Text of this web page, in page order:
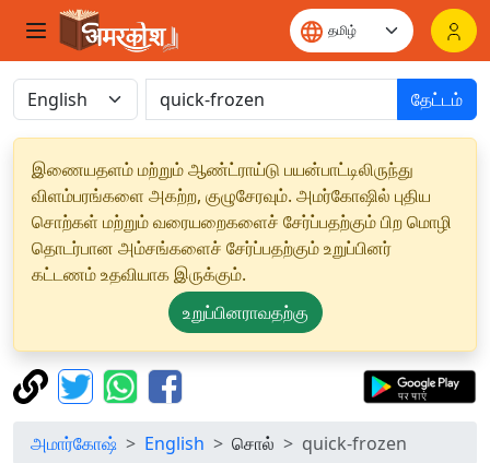
தேட்டம்
இணையதளம் மற்றும் ஆண்ட்ராய்டு பயன்பாட்டிலிருந்து
விளம்பரங்களை அகற்ற, குழுசேரவும். அமர்கோஷில் புதிய
சொற்கள் மற்றும் வரையறைகளைச் சேர்ப்பதற்கும் பிற மொழி
தொடர்பான அம்சங்களைச் சேர்ப்பதற்கும் உறுப்பினர்
கட்டணம் உதவியாக இருக்கும்.
உறுப்பினராவதற்கு
அமார்கோஷ் English சொல் quick-frozen